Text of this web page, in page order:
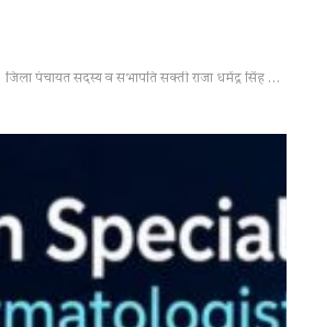
जिला पंचायत सदस्य व सभापति सक्ती राजा धर्मेंद्र सिंह ने क्षेत्र के विकास कार्यों को लेकर मंत्री राम विचार नेताम से की सौजन्य मुलाकात